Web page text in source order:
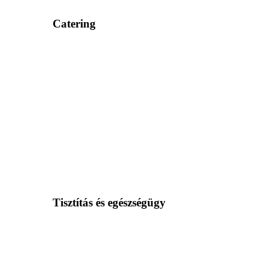
Catering
Tisztítás és egészségügy